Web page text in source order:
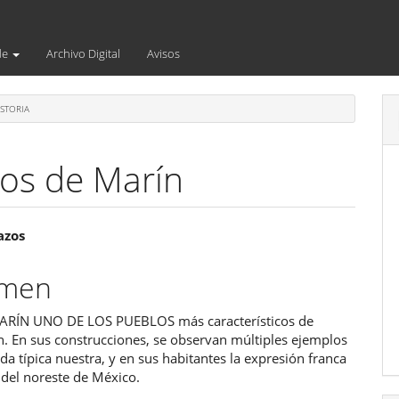
Archivo Digital Avisos
de Marín
UNO DE LOS PUEBLOS más característicos de
En sus construcciones, se observan múltiples ejemplos
típica nuestra, y en sus habitantes la expresión franca
noreste de México.